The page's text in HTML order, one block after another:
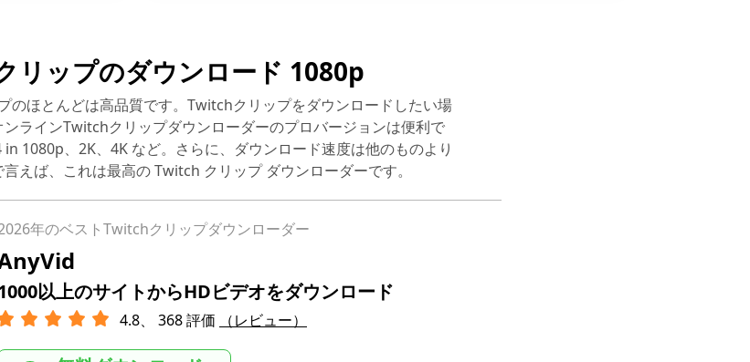
リップのダウンロード 1080p
のほとんどは高品質です。Twitchクリップをダウンロードしたい場
ンラインTwitchクリップダウンローダーのプロバージョンは便利で
1080p、2K、4K など。さらに、ダウンロード速度は他のものより
えば、これは最高の Twitch クリップ ダウンローダーです。
年のベストTwitchクリップダウンローダー
以上のサイトからHDビデオをダウンロード
4.8、 368評価 （レビュー）